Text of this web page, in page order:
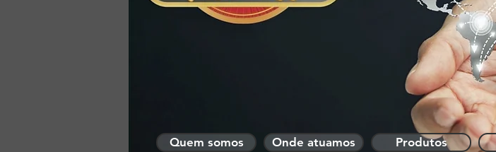
QUEM SOMOS
Quem somos Onde atuamos Produtos